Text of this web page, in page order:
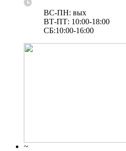
ВС-ПН: вых
ВТ-ПТ: 10:00-18:00
СБ:10:00-16:00
~